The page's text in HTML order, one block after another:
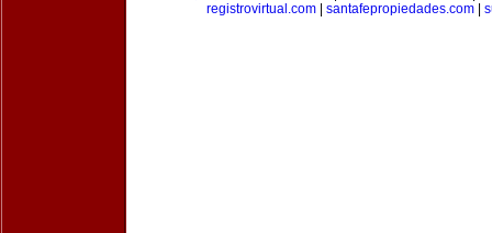
registrovirtual.com
santafepropiedades.com